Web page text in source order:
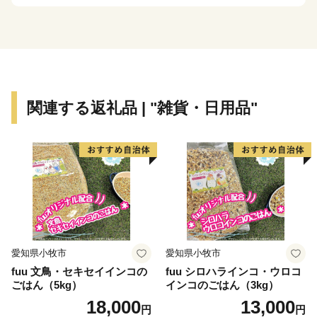
印南町では、1億円事業として人材育成のため「かえる
推進事業」を財源に全国に類を見ない「かえる」をテー
マとしたユニークな橋（かえる橋）を建設しました。多
くの人々を招き入れ、町発展への願いを込めたもので
す。『努力、忍耐、飛躍』を象徴する ”柳に跳びつくか
える”（小野道風）をイメージし、「考える」「人をか
える」「町をかえる」「古里へかえる」「栄える」とい
う5つの”かえる”にひっかけ、ネーミングしています。
農業は、温暖な気候を活かし、ミニトマトなど野菜を中
関連する返礼品 | "雑貨・日用品"
愛知県小牧市
fuu 文鳥・セキセイインコの
ごはん（5kg）
18,000円
愛知県小牧市
fuu シロハラインコ・ウロコ
インコのごはん（3kg）
13,000円